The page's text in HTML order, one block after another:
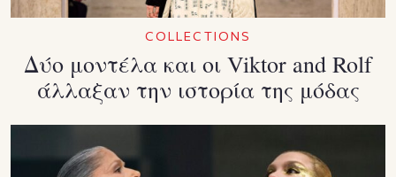
COLLECTIONS
Δύο μοντέλα και οι Viktor and Rolf
άλλαξαν την ιστορία της μόδας